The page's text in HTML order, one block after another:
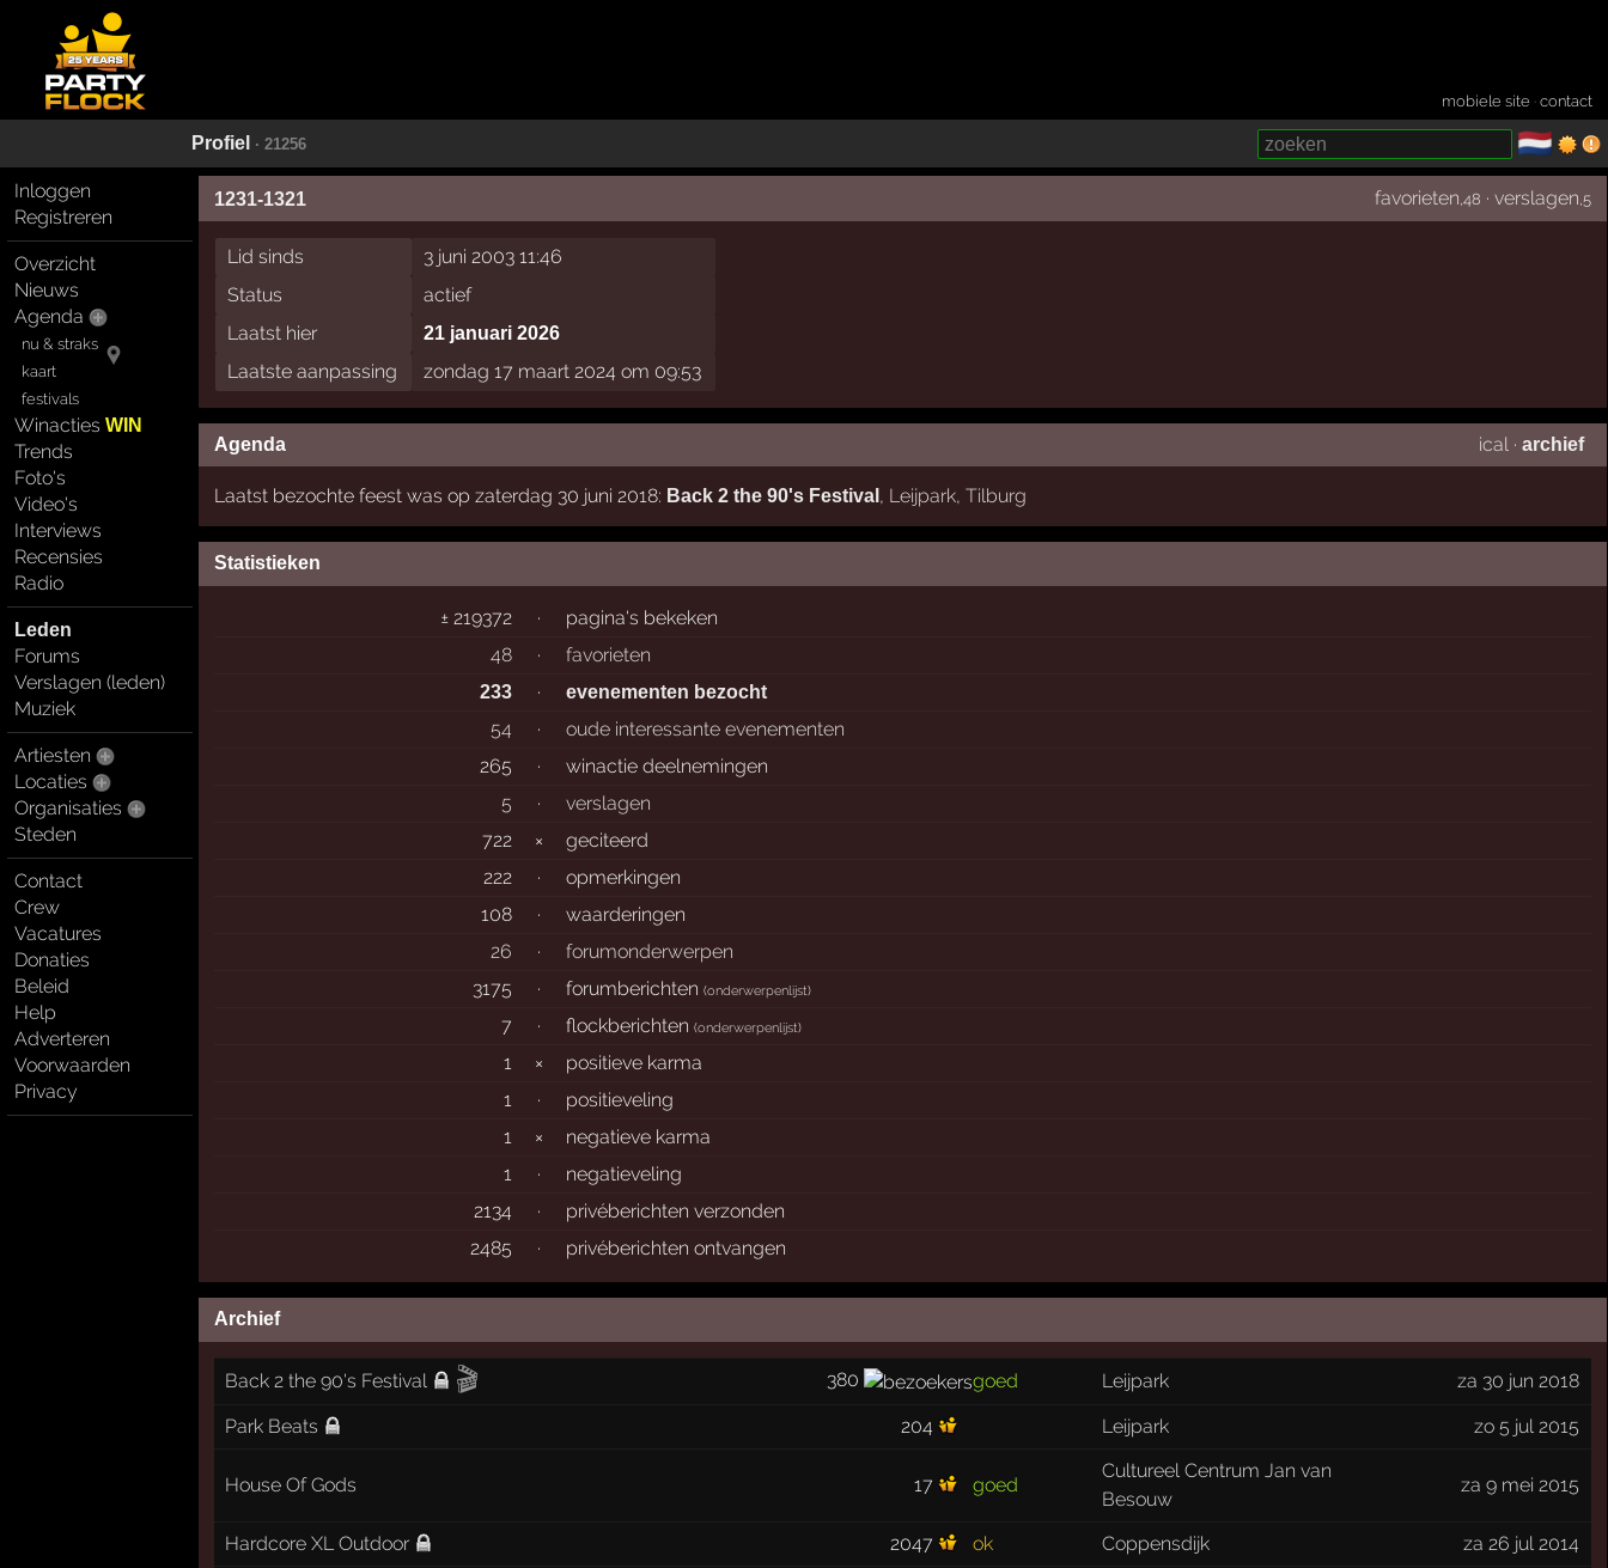
mobiele site ·contact
Profiel · 21256 🇳🇱
Inloggen
Registreren
Overzicht
Nieuws
Agenda
nu & straks
kaart
festivals
WinactiesWIN
Trends
Foto's
Video's
Interviews
Recensies
Radio
Leden
Forums
Verslagen (leden)
Muziek
Artiesten
Locaties
Organisaties
Steden
Contact
Crew
Vacatures
Donaties
Beleid
Help
Adverteren
Voorwaarden
Privacy
1231-1321 favorieten ,48 ·verslagen ,5
Lid sinds
3 juni 2003 11:46
Status
actief
Laatst hier
21 januari 2026
Laatste aanpassing zondag 17 maart 2024 om 09:53
Agenda ical· archief
Laatst bezochte feest was op zaterdag 30 juni 2018: Back 2 the 90's Festival , Leijpark, Tilburg
Statistieken
± 219372 ·
pagina's bekeken
48
· favorieten
233 · evenementen bezocht
54 ·
oude interessante evenementen
265
·
winactie deelnemingen
5
·
verslagen
722
×
geciteerd
222
·
opmerkingen
108
·
waarderingen
26
·
forumonderwerpen
3175
· forumberichten(onderwerpenlijst)
7 · flockberichten(onderwerpenlijst)
1 ×
positieve karma
1
·
positieveling
1
×
negatieve karma
1
·
negatieveling
2134
·
privéberichten verzonden
2485
· privéberichten ontvangen
Archief
Back 2 the 90's Festival 🎬 380 goed Leijpark
za 30 jun 2018
Park Beats
204 Leijpark zo 5 jul 2015
House Of Gods 17 goed
Cultureel Centrum Jan van
Besouw
za 9 mei 2015
Hardcore XL Outdoor 2047 ok Coppensdijk
za 26 jul 2014